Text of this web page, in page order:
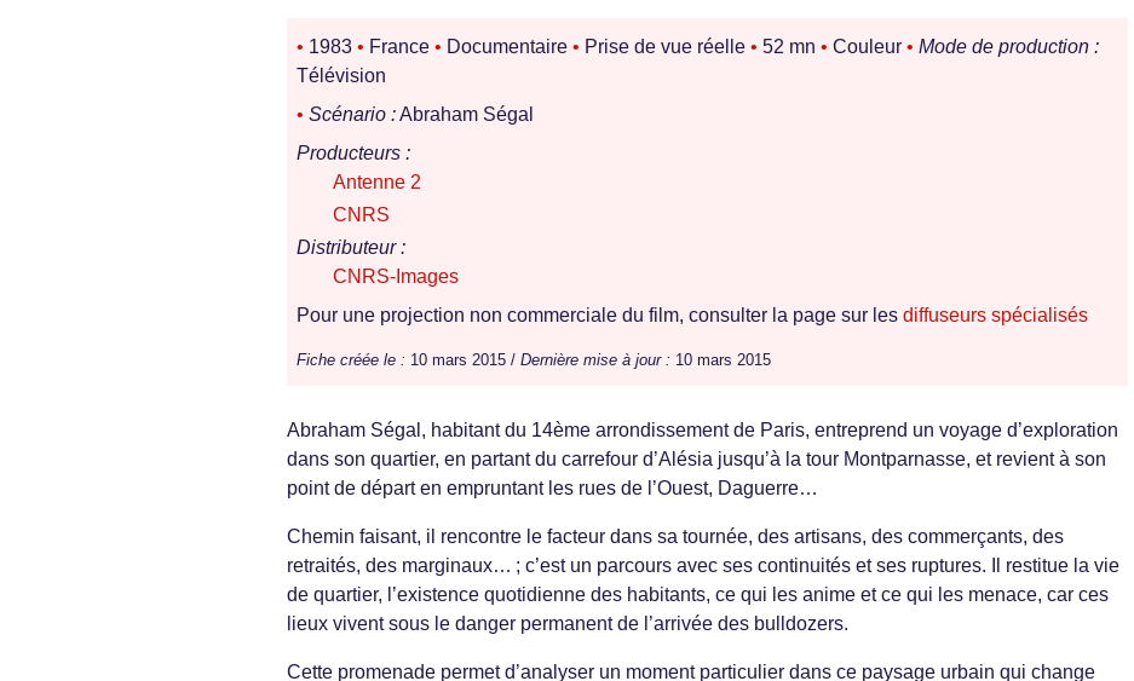
• 1983 • France • Documentaire • Prise de vue réelle • 52 mn • Couleur • Mode de production :
Télévision
• Scénario :Abraham Ségal
Producteurs :
Antenne 2
CNRS
Distributeur :
CNRS-Images
Pour une projection non commerciale du film, consulter la page sur les diffuseurs spécialisés
Fiche créée le : 10 mars 2015 / Dernière mise à jour : 10 mars 2015
Abraham Ségal, habitant du 14ème arrondissement de Paris, entreprend un voyage d’exploration
dans son quartier, en partant du carrefour d’Alésia jusqu’à la tour Montparnasse, et revient à son
point de départ en empruntant les rues de l’Ouest, Daguerre…
Chemin faisant, il rencontre le facteur dans sa tournée, des artisans, des commerçants, des
retraités, des marginaux… ; c’est un parcours avec ses continuités et ses ruptures. Il restitue la vie
de quartier, l’existence quotidienne des habitants, ce qui les anime et ce qui les menace, car ces
lieux vivent sous le danger permanent de l’arrivée des bulldozers.
Cette promenade permet d’analyser un moment particulier dans ce paysage urbain qui change